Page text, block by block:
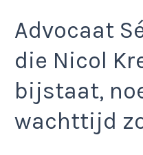
Advocaat
die Nicol
bijstaat,
wachttijd